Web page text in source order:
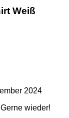
Weiß
2024
wieder!